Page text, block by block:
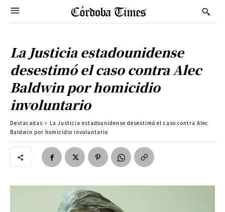
La Justicia estadounidense
desestimó el caso contra Alec
Baldwin por homicidio
involuntario
Destacadas
La Justicia estadounidense desestimó el caso contra Alec
Baldwin por homicidio involuntario